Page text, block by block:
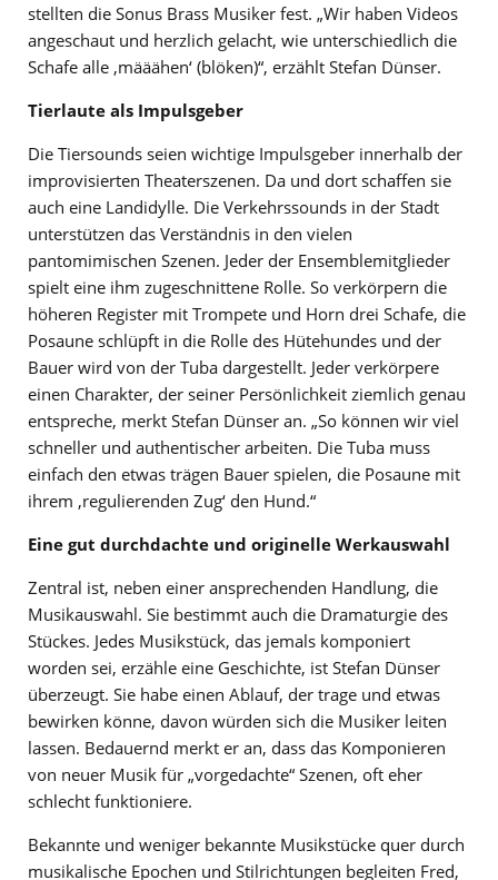
stellten die Sonus Brass Musiker fest. „Wir haben Videos
angeschaut und herzlich gelacht, wie unterschiedlich die
Schafe alle ‚määähen‘ (blöken)“, erzählt Stefan Dünser.
Tierlaute als Impulsgeber
Die Tiersounds seien wichtige Impulsgeber innerhalb der
improvisierten Theaterszenen. Da und dort schaffen sie
auch eine Landidylle. Die Verkehrssounds in der Stadt
unterstützen das Verständnis in den vielen
pantomimischen Szenen. Jeder der Ensemblemitglieder
spielt eine ihm zugeschnittene Rolle. So verkörpern die
höheren Register mit Trompete und Horn drei Schafe, die
Posaune schlüpft in die Rolle des Hütehundes und der
Bauer wird von der Tuba dargestellt. Jeder verkörpere
einen Charakter, der seiner Persönlichkeit ziemlich genau
entspreche, merkt Stefan Dünser an. „So können wir viel
schneller und authentischer arbeiten. Die Tuba muss
einfach den etwas trägen Bauer spielen, die Posaune mit
ihrem ‚regulierenden Zug‘ den Hund.“
Eine gut durchdachte und originelle Werkauswahl
Zentral ist, neben einer ansprechenden Handlung, die
Musikauswahl. Sie bestimmt auch die Dramaturgie des
Stückes. Jedes Musikstück, das jemals komponiert
worden sei, erzähle eine Geschichte, ist Stefan Dünser
überzeugt. Sie habe einen Ablauf, der trage und etwas
bewirken könne, davon würden sich die Musiker leiten
lassen. Bedauernd merkt er an, dass das Komponieren
von neuer Musik für „vorgedachte“ Szenen, oft eher
schlecht funktioniere.
Bekannte und weniger bekannte Musikstücke quer durch
musikalische Epochen und Stilrichtungen begleiten Fred,